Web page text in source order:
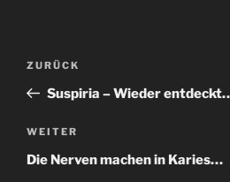
Beitragsnavigation
Vorheriger
Beitrag
ZURÜCK
Suspiria – Wieder
Nächster
Beitrag
WEITER
Die Nerven machen in Karies…